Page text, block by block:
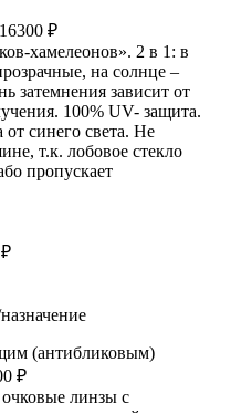
16300 ₽
хамелеонов». 2 в 1: в
на солнце –
затемнения зависит от
100% UV- защита.
от синего света. Не
т.к. лобовое стекло
пропускает
(антибликовым)
₽
линзы с